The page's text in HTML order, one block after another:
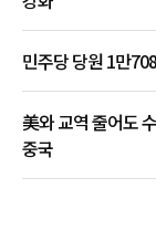
민주당 당원 1만
美와 교역 줄어도
중국